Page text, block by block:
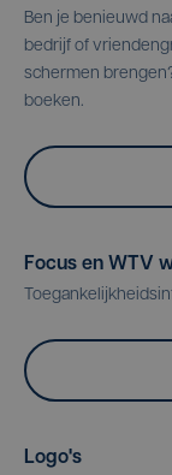
Ben je benieuwd
bedrijf of
schermen
boeken.
Focus en WTV
Logo's